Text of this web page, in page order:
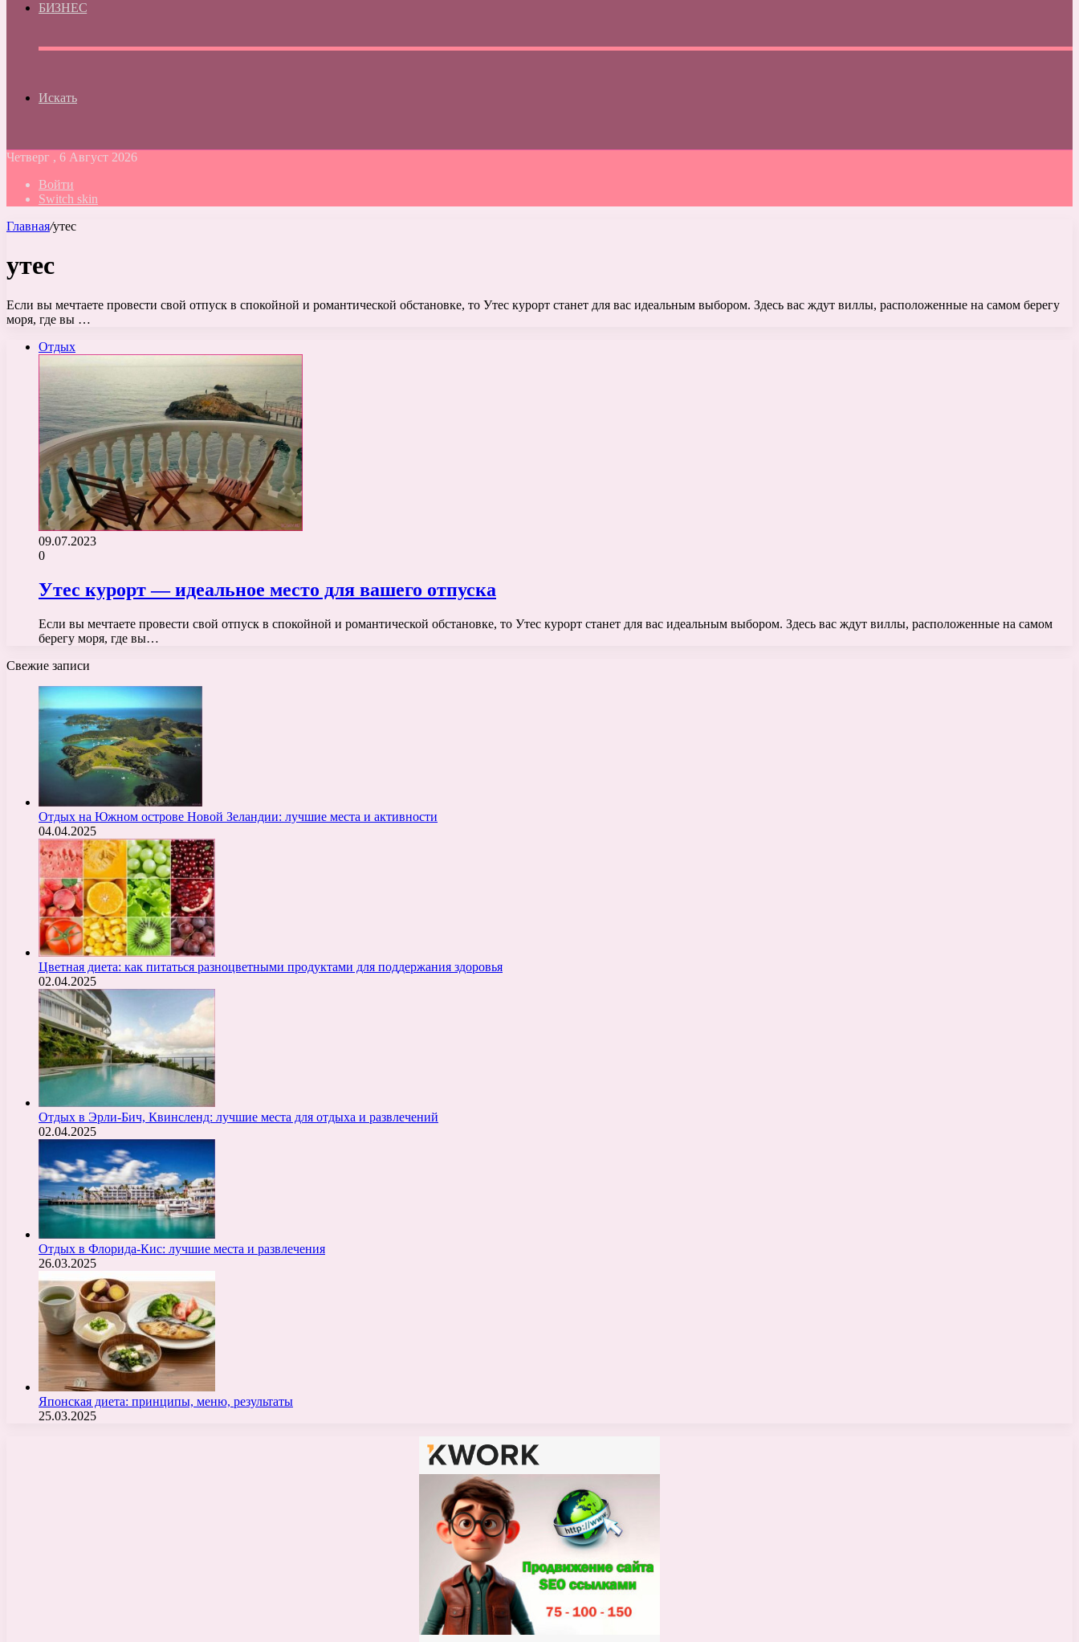
БИЗНЕС
Искать
Четверг , 6 Август 2026
Войти
Switch skin
Главная/утес
утес
Если вы мечтаете провести свой отпуск в спокойной и романтической обстановке, то Утес курорт станет для вас идеальным выбором. Здесь вас ждут виллы, расположенные на самом берегу
моря, где вы …
Отдых
09.07.2023
0
Утес курорт — идеальное место для вашего отпуска
Если вы мечтаете провести свой отпуск в спокойной и романтической обстановке, то Утес курорт станет для вас идеальным выбором. Здесь вас ждут виллы, расположенные на самом
берегу моря, где вы…
Свежие записи
Отдых на Южном острове Новой Зеландии: лучшие места и активности
04.04.2025
Цветная диета: как питаться разноцветными продуктами для поддержания здоровья
02.04.2025
Отдых в Эрли-Бич, Квинсленд: лучшие места для отдыха и развлечений
02.04.2025
Отдых в Флорида-Кис: лучшие места и развлечения
26.03.2025
Японская диета: принципы, меню, результаты
25.03.2025